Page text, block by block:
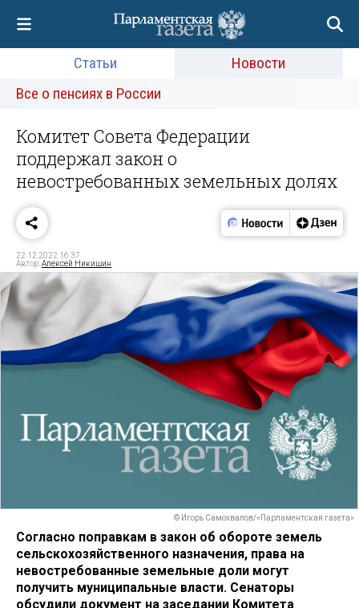
Статьи
Новости
Все о пенсиях в России
Комитет Совета Федерации
поддержал закон о
невостребованных земельных долях
22.12.2022 16:37
Автор:Алексей Никишин
© Игорь Самохвалов/«Парламентская газета»
Согласно поправкам в закон об обороте земель
сельскохозяйственного назначения, права на
невостребованные земельные доли могут
получить муниципальные власти. Сенаторы
обсудили документ на заседании Комитета